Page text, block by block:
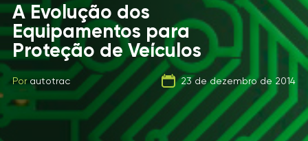
O que você sabe sobre o
combustível que a sua
frota usa?
Porautotrac 21 de setembro de 2019
A Evolução dos
Equipamentos para
Proteção de Veículos
Porautotrac 23 de dezembro de 2014
Carga Fracionada
Porautotrac 06 de fevereiro de 2020